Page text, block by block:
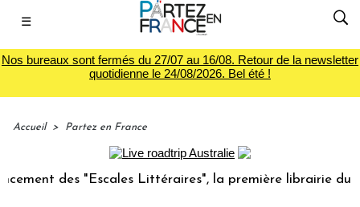
☰
Nos bureaux sont fermés du 27/07 au 16/08. Retour de la newsletter
quotidienne le 24/08/2026. Bel été !
Accueil > Partez en France
des "Escales Littéraires", la première librairie du voyage